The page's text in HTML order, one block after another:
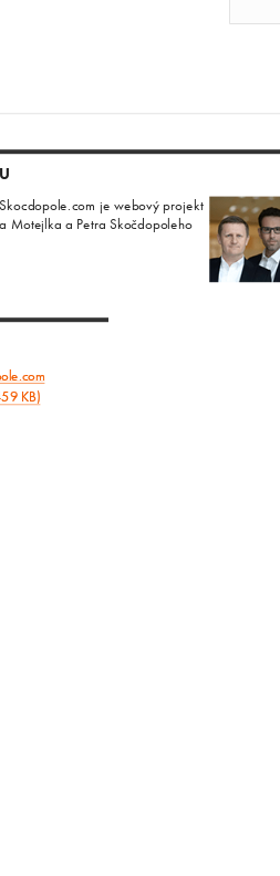
je webový projekt
Motejlka a Petra Skočdopoleho
KB)